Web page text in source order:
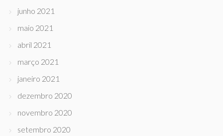
junho 2021
maio 2021
abril 2021
março 2021
janeiro 2021
dezembro 2020
novembro 2020
setembro 2020